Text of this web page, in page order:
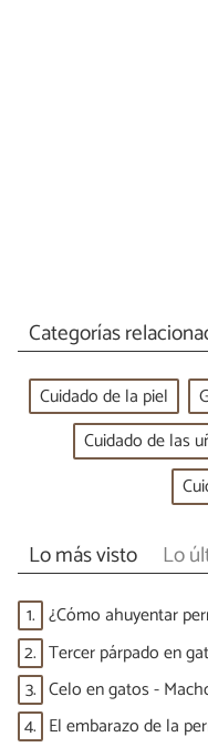
Categorías
Cuidado de la piel
Cuidado de las
Lo más visto Lo
1. ¿Cómo ahuyentar
2. Tercer párpado en
3. Celo en gatos -
4. El embarazo de la